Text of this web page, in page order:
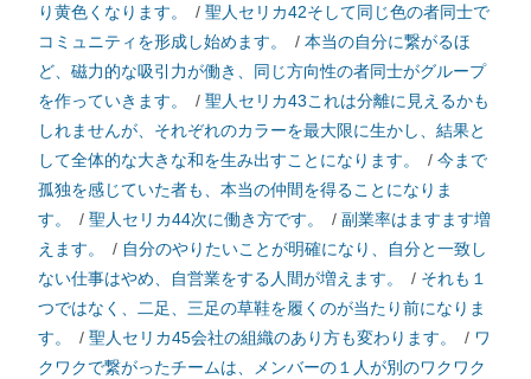
り黄色くなります。
/ 聖人セリカ42そして同じ色の者同士で
コミュニティを形成し始めます。
/ 本当の自分に繋がるほ
ど、磁力的な吸引力が働き、同じ方向性の者同士がグループ
を作っていきます。
/ 聖人セリカ43これは分離に見えるかも
しれませんが、それぞれのカラーを最大限に生かし、結果と
して全体的な大きな和を生み出すことになります。
/ 今まで
孤独を感じていた者も、本当の仲間を得ることになりま
す。
/ 聖人セリカ44次に働き方です。 / 副業率はますます増
えます。
/ 自分のやりたいことが明確になり、自分と一致し
ない仕事はやめ、自営業をする人間が増えます。
/ それも１
つではなく、二足、三足の草鞋を履くのが当たり前になりま
す。
/ 聖人セリカ45会社の組織のあり方も変わります。 / ワ
クワクで繋がったチームは、メンバーの１人が別のワクワク